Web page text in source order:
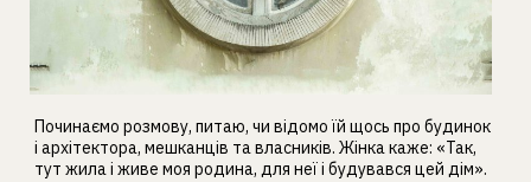
Починаємо розмову, питаю, чи відомо їй щось про будинок
і архітектора, мешканців та власників. Жінка каже: «Так,
тут жила і живе моя родина, для неї і будувався цей дім».